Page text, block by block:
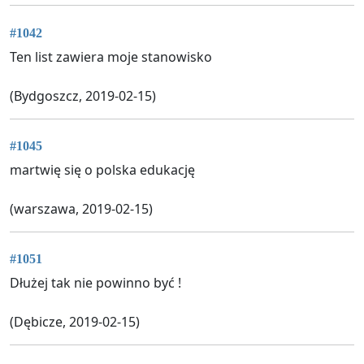
#1042
Ten list zawiera moje stanowisko
(Bydgoszcz, 2019-02-15)
#1045
martwię się o polska edukację
(warszawa, 2019-02-15)
#1051
Dłużej tak nie powinno być !
(Dębicze, 2019-02-15)